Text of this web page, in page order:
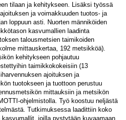
tilaan ja kehitykseen. Lisäksi työssä
ja voimakkuuden tuotos- ja
loppuun asti. Nuorten männiköiden
kasvumallien laadinta
talousmetsien taimikoiden
mittauskertaa, 192 metsikköä).
kehitykseen pohjautuu
taimikkokokeisiin (13
ajoituksen ja
tuotokseen ja tuottoon perustuu
mittauksiin ja metsikön
ohjelmistolla. Työ koostuu neljästä
Tutkimuksessa laadittiin koko
joilla pystytään kuvaamaan